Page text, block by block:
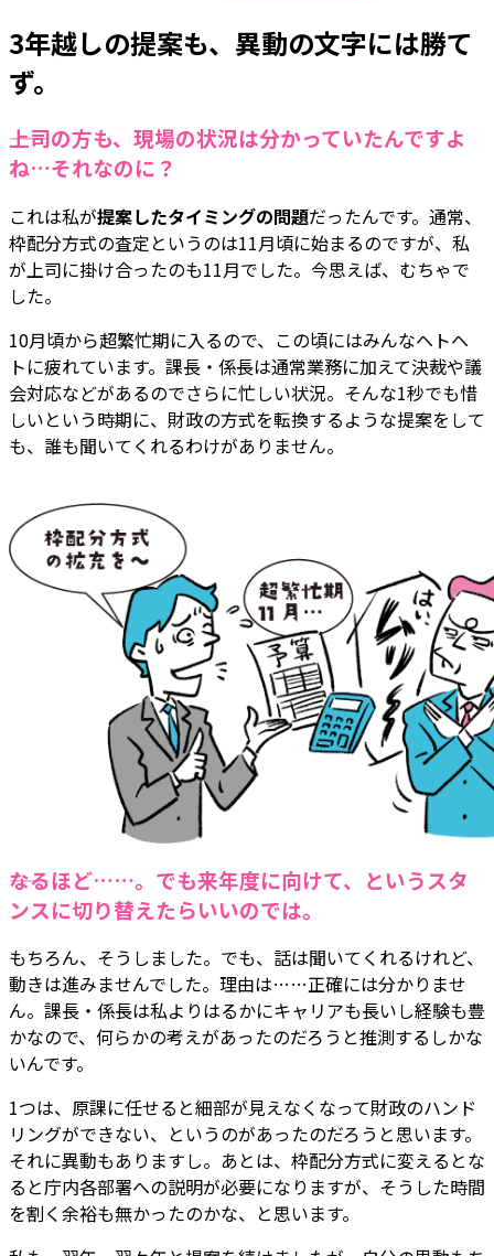
3年越しの提案も、異動の文字には勝て
ず。
――上司の方も、現場の状況は分かっていたんですよ
ね…それなのに？
これは私が提案したタイミングの問題だったんです。通常、
枠配分方式の査定というのは11月頃に始まるのですが、私
が上司に掛け合ったのも11月でした。今思えば、むちゃで
した。
10月頃から超繁忙期に入るので、この頃にはみんなヘトヘ
トに疲れています。課長・係長は通常業務に加えて決裁や議
会対応などがあるのでさらに忙しい状況。そんな1秒でも惜
しいという時期に、財政の方式を転換するような提案をして
も、誰も聞いてくれるわけがありません。
――なるほど……。でも来年度に向けて、というスタ
ンスに切り替えたらいいのでは。
もちろん、そうしました。でも、話は聞いてくれるけれど、
動きは進みませんでした。理由は……正確には分かりませ
ん。課長・係長は私よりはるかにキャリアも長いし経験も豊
かなので、何らかの考えがあったのだろうと推測するしかな
いんです。
1つは、原課に任せると細部が見えなくなって財政のハンド
リングができない、というのがあったのだろうと思います。
それに異動もありますし。あとは、枠配分方式に変えるとな
ると庁内各部署への説明が必要になりますが、そうした時間
を割く余裕も無かったのかな、と思います。